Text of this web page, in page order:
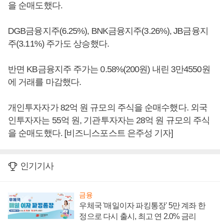
을 순매도했다.
DGB금융지주(6.25%), BNK금융지주(3.26%), JB금융지
주(3.11%) 주가도 상승했다.
반면 KB금융지주 주가는 0.58%(200원) 내린 3만4550원
에 거래를 마감했다.
개인투자자가 82억 원 규모의 주식을 순매수했다. 외국
인투자자는 55억 원, 기관투자자는 28억 원 규모의 주식
을 순매도했다. [비즈니스포스트 은주성 기자]
인기기사
금융
우체국 '매일이자 파킹통장' 5만 계좌 한
정으로 다시 출시, 최고 연 2.0% 금리